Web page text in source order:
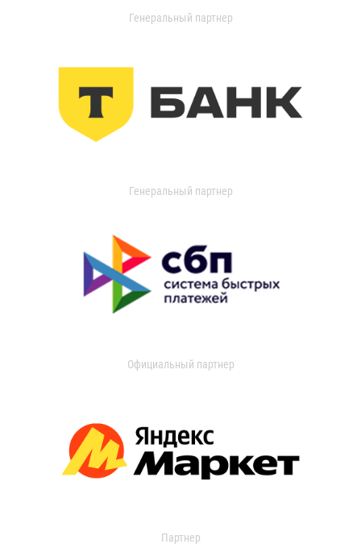
Генеральный партнер
Генеральный партнер
Официальный партнер
Партнер